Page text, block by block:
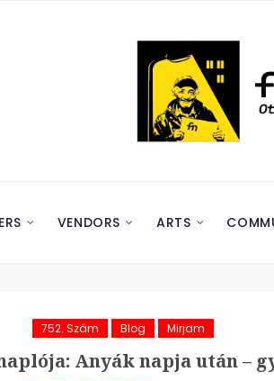
VENDORS ARTS
752. Szám Blog Mirjam
Anyák napja után –